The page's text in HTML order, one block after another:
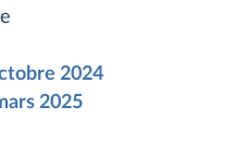
2024
2025